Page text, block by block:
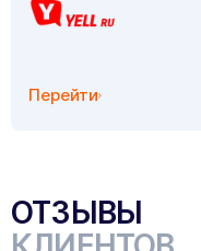
Перейти
ОТЗЫВЫ